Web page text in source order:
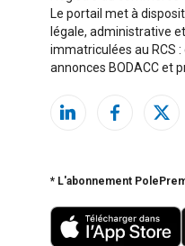
Le portail met à
légale, administrative
immatriculées au RCS
annonces BODACC et
* L'abonnement